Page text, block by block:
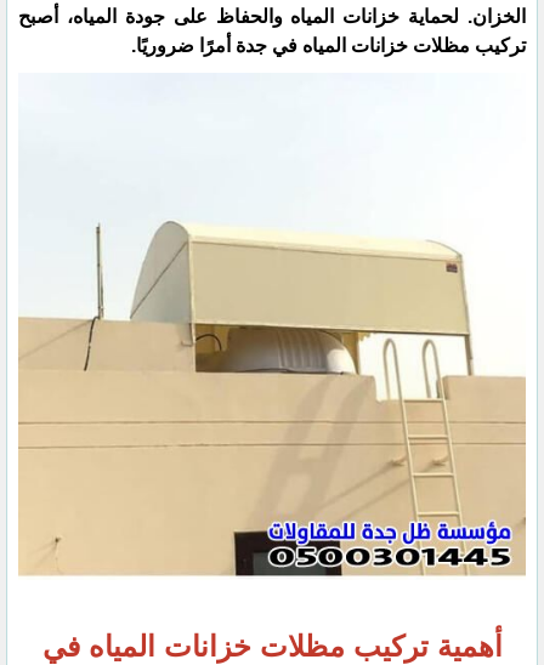
الخزان. لحماية خزانات المياه والحفاظ على جودة المياه، أصبح
تركيب مظلات خزانات المياه في جدة أمرًا ضروريًا.
أهمية تركيب مظلات خزانات المياه في